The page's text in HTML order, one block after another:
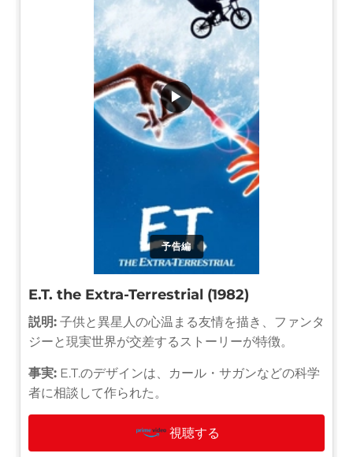
予告編
▶
E.T. the Extra-Terrestrial (1982)
説明: 子供と異星人の心温まる友情を描き、ファンタ
ジーと現実世界が交差するストーリーが特徴。
事実: E.T.のデザインは、カール・サガンなどの科学
者に相談して作られた。
視聴する